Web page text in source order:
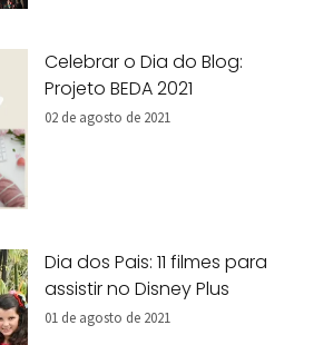
Celebrar o Dia do Blog:
Projeto BEDA 2021
02 de agosto de 2021
Dia dos Pais: 11 filmes para
assistir no Disney Plus
01 de agosto de 2021